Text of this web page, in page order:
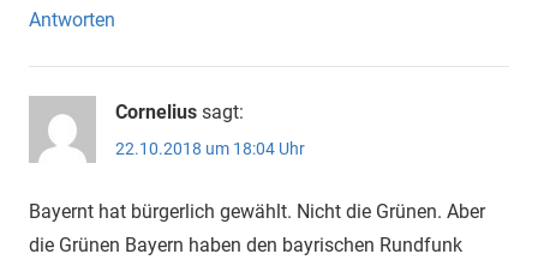
Antworten
Cornelius sagt:
22.10.2018 um 18:04 Uhr
Bayernt hat bürgerlich gewählt. Nicht die Grünen. Aber
die Grünen Bayern haben den bayrischen Rundfunk